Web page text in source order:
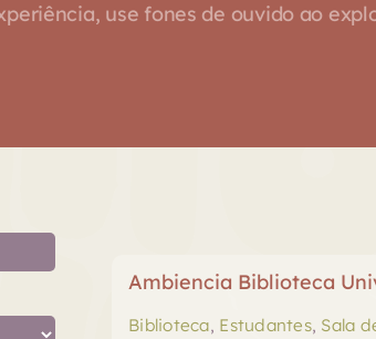
use fones de ouvido ao
Ambiencia Biblioteca
Biblioteca, Estudantes, Sala